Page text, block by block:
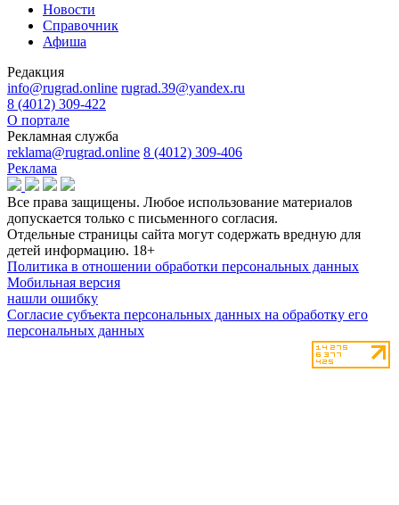
Новости
Справочник
Афиша
Редакция
info@rugrad.online rugrad.39@yandex.ru
8 (4012) 309-422
О портале
Рекламная служба
reklama@rugrad.online 8 (4012) 309-406
Реклама
Все права защищены. Любое использование материалов
допускается только с письменного согласия.
Отдельные страницы сайта могут содержать вредную для
детей информацию. 18+
Политика в отношении обработки персональных данных
Мобильная версия
нашли ошибку
Согласие субъекта персональных данных на обработку его
персональных данных